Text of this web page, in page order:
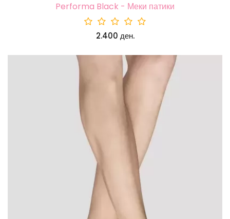
Performa Black - Меки патики
2.400 ден.